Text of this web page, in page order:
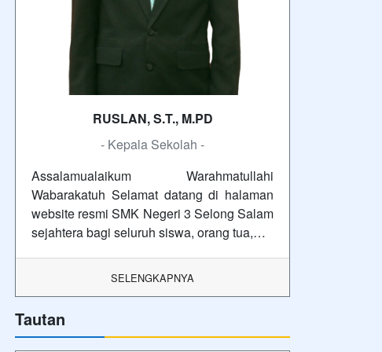
RUSLAN, S.T., M.PD
- Kepala Sekolah -
Assalamualaikum Warahmatullahi
Wabarakatuh Selamat datang di halaman
website resmi SMK Negeri 3 Selong Salam
sejahtera bagi seluruh siswa, orang tua,…
SELENGKAPNYA
Tautan